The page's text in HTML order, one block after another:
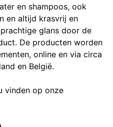
en shampoos, ook
en altijd krasvrij en
glans door de
De producten worden
online en via circa
en België.
vinden op onze